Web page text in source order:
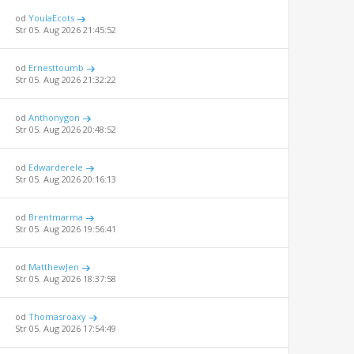
odYoulaEcots
Str 05. Aug 2026 21:45:52
od Ernesttoumb
Str 05. Aug 2026 21:32:22
odAnthonygon
Str 05. Aug 2026 20:48:52
od Edwarderele
Str 05. Aug 2026 20:16:13
od Brentmarma
Str 05. Aug 2026 19:56:41
od MatthewJen
Str 05. Aug 2026 18:37:58
odThomasroaxy
Str 05. Aug 2026 17:54:49